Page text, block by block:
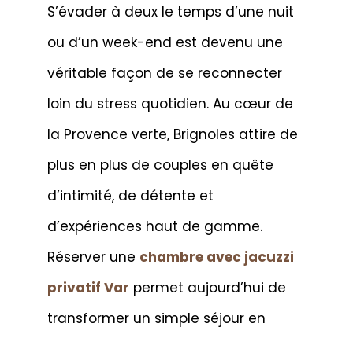
S’évader à deux le temps d’une nuit
ou d’un week-end est devenu une
véritable façon de se reconnecter
loin du stress quotidien. Au cœur de
la Provence verte, Brignoles attire de
plus en plus de couples en quête
d’intimité, de détente et
d’expériences haut de gamme.
Réserver une chambre avec jacuzzi
privatif Var permet aujourd’hui de
transformer un simple séjour en